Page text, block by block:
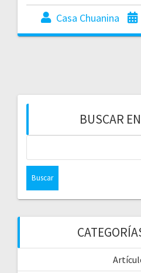
Casa Chuanina
BUSCAR